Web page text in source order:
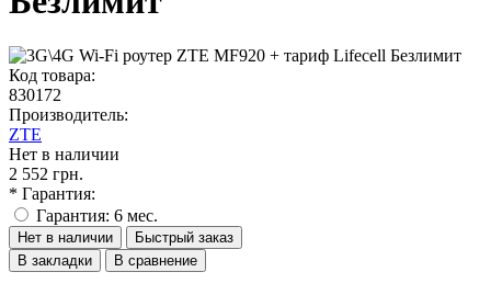
Код товара:
830172
Производитель:
ZTE
Нет в наличии
2 552 грн.
* Гарантия:
Гарантия: 6 мес.
Нет в наличии
Быстрый заказ
В закладки
В сравнение